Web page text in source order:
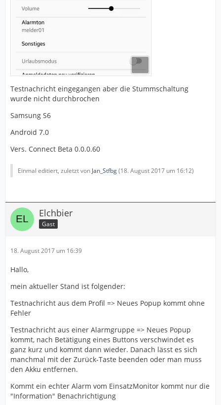
Testnachricht eingegangen aber die Stummschaltung
wurde nicht durchbrochen
Samsung S6
Android 7.0
Vers. Connect Beta 0.0.0.60
Einmal editiert, zuletzt von Jan_Stfbg(18. August 2017 um 16:12)
Elchbier
Gast
18. August 2017 um 16:39
Hallo,
mein aktueller Stand ist folgender:
Testnachricht aus dem Profil => Neues Popup kommt ohne
Fehler
Testnachricht aus einer Alarmgruppe => Neues Popup
kommt, nach Betätigung eines Buttons verschwindet es
ganz kurz und kommt dann wieder. Danach lässt es sich
manchmal mit der Zurück-Taste beenden oder man muss
den Akku entfernen.
Kommt ein echter Alarm vom EinsatzMonitor kommt nur die
"Information" Benachrichtigung